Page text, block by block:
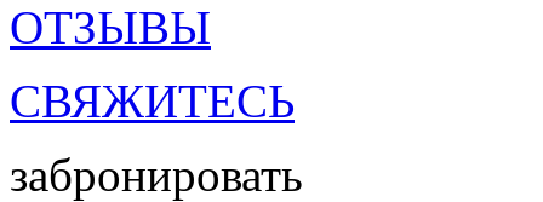
ОТЗЫВЫ
СВЯЖИТЕСЬ
забронировать